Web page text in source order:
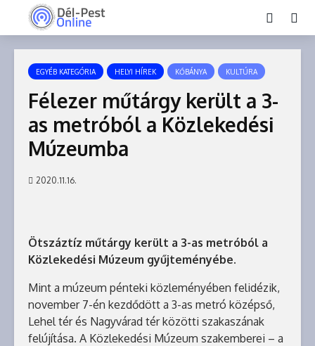
EGYÉB KATEGÓRIA HELYI HÍREK KŐBÁNYA KULTÚRA
Félezer műtárgy került a 3-
as metróból a Közlekedési
Múzeumba
2020.11.16.
Ötszáztíz műtárgy került a 3-as metróból a
Közlekedési Múzeum gyűjteményébe.
Mint a múzeum pénteki közleményében felidézik,
november 7-én kezdődött a 3-as metró középső,
Lehel tér és Nagyvárad tér közötti szakaszának
felújítása. A Közlekedési Múzeum szakemberei – a